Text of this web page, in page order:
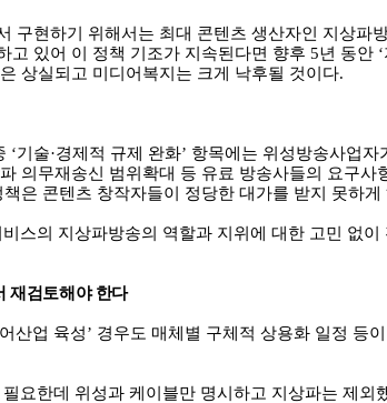
구현하기 위해서는 최대 콘텐츠 생산자인 지상파
고 있어 이 정책 기조가 지속된다면 향후 5년 동안 ‘
상실되고 미디어복지는 크게 낙후될 것이다.
‘기술·경제적 규제 완화’ 항목에는 위성방송사업자
의무재송신 범위확대 등 유료 방송사들의 요구사
은 콘텐츠 창작자들이 정당한 대가를 받지 못하
스의 지상파방송의 역할과 지위에 대한 고민 없
재검토해야 한다
산업 육성’ 경우도 매체별 구체적 상용화 일정 등
요한데 위성과 케이블만 명시하고 지상파는 제외